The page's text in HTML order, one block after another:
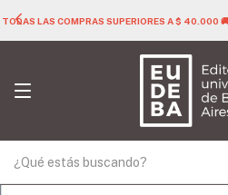
🚚 ENVÍO GRATIS PARA TODAS LAS